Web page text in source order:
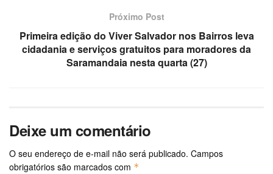
Próximo Post
Primeira edição do Viver Salvador nos Bairros leva
cidadania e serviços gratuitos para moradores da
Saramandaia nesta quarta (27)
Deixe um comentário
O seu endereço de e-mail não será publicado. Campos
obrigatórios são marcados com *